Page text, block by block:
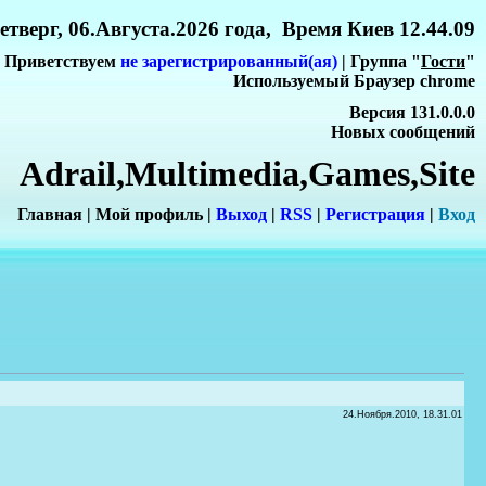
06.Августа.2026 года, Время Киев 12.44.09
Приветствуем не зарегистрированный(ая) | Группа "Гости"
Используемый Браузер chrome
Версия 131.0.0.0
Новых сообщений
Adrail,Multimedia,Games,Site
Главная | Мой профиль | Выход | RSS | Регистрация | Вход
24.Ноября.2010, 18.31.01